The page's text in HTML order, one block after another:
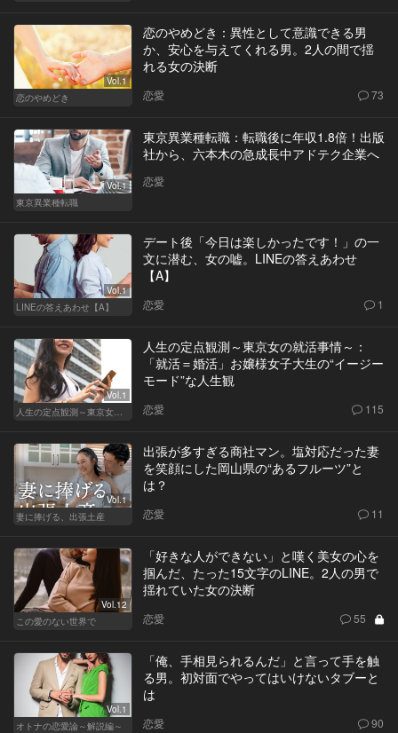
Vol.1
恋のやめどき
恋のやめどき：異性として意識できる男
か、安心を与えてくれる男。2人の間で揺
れる女の決断
恋愛 73
Vol.1
東京異業種転職
東京異業種転職：転職後に年収1.8倍！出版
社から、六本木の急成長中アドテク企業へ
恋愛
Vol.1
LINEの答えあわせ【A】
デート後「今日は楽しかったです！」の一
文に潜む、女の嘘。LINEの答えあわせ
【A】
恋愛 1
Vol.1
人生の定点観測～東京女の就活事情～：
「就活＝婚活」お嬢様女子大生の“イージー
モード”な人生観
恋愛 115
Vol.1
妻に捧げる、出張土産
出張が多すぎる商社マン。塩対応だった妻
を笑顔にした岡山県の“あるフルーツ”と
は？
恋愛 11
Vol.12
この愛のない世界で
「好きな人ができない」と嘆く美女の心を
掴んだ、たった15文字のLINE。2人の男で
揺れていた女の決断
恋愛 55
Vol.1
オトナの恋愛論～解説編～
「俺、手相見られるんだ」と言って手を触
る男。初対面でやってはいけないタブーと
は
恋愛 90